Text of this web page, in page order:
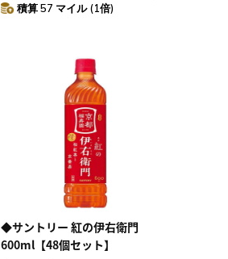
積算 57 マイル (1倍)
◆サントリー 紅の伊右衛門
600ml【48個セット】